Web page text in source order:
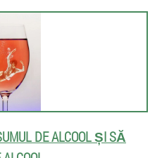
DE ALCOOL ȘI SĂ